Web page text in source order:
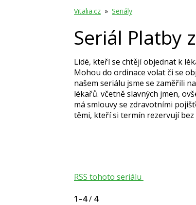
Vitalia.cz » Seriály
Seriál Platby
Lidé, kteří se chtějí objednat k
Mohou do ordinace volat či se
našem seriálu jsme se zaměřili
lékařů. včetně slavných jmen,
má smlouvy se zdravotními
těmi, kteří si termín rezervují
RSS tohoto seriálu
1–4/ 4